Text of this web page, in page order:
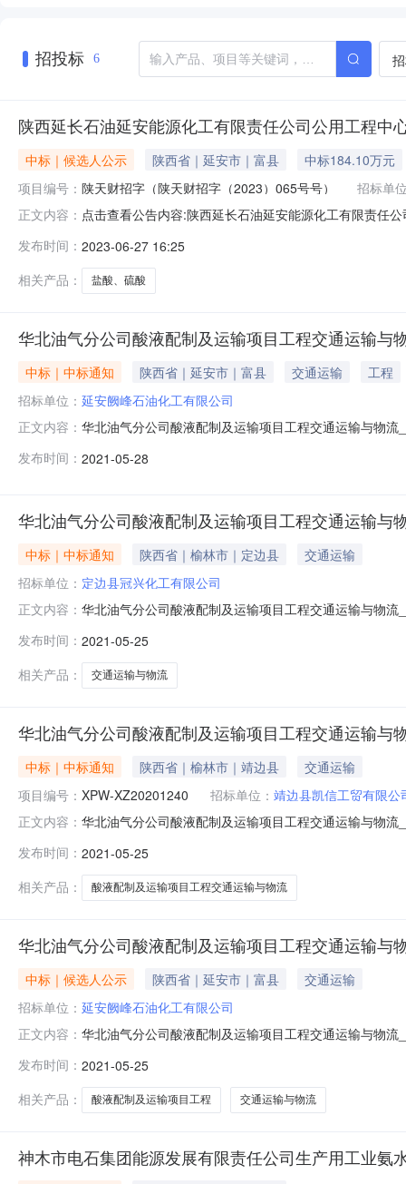
招投标 6
陕西延长石油延安能源化工有限责任公司公用工程中
中标｜候选人公示 陕西省｜延安市｜富县
中标184.10万元
项目编号： 陕天财招字（陕天财招字（2023）065号号）
招标单
正文内容： 点击查看公告内容:陕西延长石油延安能源化工有限责任
心盐酸、硫酸框架采购中标候选人公示(招标编号：招标
06月30
发布时间： 2023-06-27 16:25
相关产品：
盐酸、硫酸
华北油气分公司酸液配制及运输项目工程交通运输与
中标｜中标通知 陕西省｜延安市｜富县 交通运输
工程
招标单位： 延安阙峰石油化工有限公司
正文内容： 华北油气分公司酸液配制及运输项目工程交通运输与物
分公司2021年05月28日附件：中标结果公告.pdf中标结
发布时间： 2021-05-28
华北油气分公司酸液配制及运输项目工程交通运输与
中标｜中标通知 陕西省｜榆林市｜定边县
交通运输
招标单位： 定边县冠兴化工有限公司
正文内容： 华北油气分公司酸液配制及运输项目工程交通运输与物
示如下：排序第一中标候选人第二中标候选人第三中标
责人姓名李靖王涛强世奇项目负责人注
发布时间： 2021-05-25
相关产品：
交通运输与物流
华北油气分公司酸液配制及运输项目工程交通运输与
中标｜中标通知 陕西省｜榆林市｜靖边县
交通运输
项目编号： XPW-XZ20201240 招标单位： 靖边县凯信工贸有限公
正文内容： 华北油气分公司酸液配制及运输项目工程交通运输与物
示如下：排序第一中标候选人第二中标候选人第三中标
人姓名马建平李靖王涛项目负责人注册
发布时间： 2021-05-25
相关产品：
酸液配制及运输项目工程交通运输与物流
华北油气分公司酸液配制及运输项目工程交通运输与
中标｜候选人公示 陕西省｜延安市｜富县
交通运输
招标单位： 延安阙峰石油化工有限公司
正文内容： 华北油气分公司酸液配制及运输项目工程交通运输与物
称延安阙峰石油化工有限公司榆林永光化工有限责任公
2021年05月25
发布时间： 2021-05-25
相关产品：
酸液配制及运输项目工程 交通运输与物流
神木市电石集团能源发展有限责任公司生产用工业氨